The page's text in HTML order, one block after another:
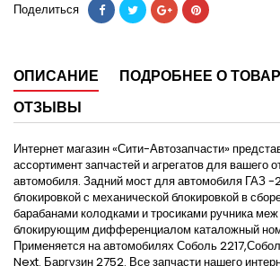
Поделиться
ОПИСАНИЕ
ПОДРОБНЕЕ О
ОТЗЫВЫ
Интернет магазин «Сити-Автозапчасти»
ассортимент запчастей и агрегатов для вашего
автомобиля. Задний мост для автомобиля ГАЗ -
блокировкой с механической блокировкой в
барабанами колодками и тросиками ручника
блокирующим дифференциалом каталожный
Применяется на автомобилях Соболь
Next. Баргузин 2752. Все запчасти нашего